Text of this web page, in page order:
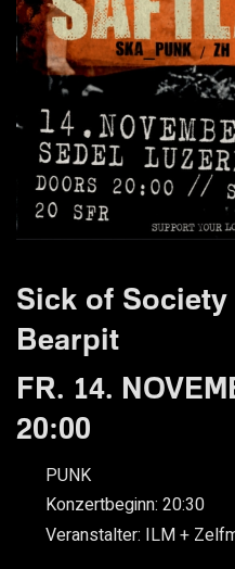
Sick of
Bearpit
FR. 14.
20:00
PUNK
Konzertbeginn: 20:30
Veranstalter: ILM +